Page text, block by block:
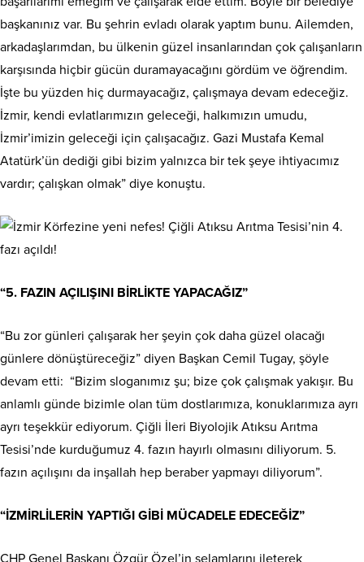
başkanınız var. Bu şehrin evladı olarak yaptım bunu. Ailemden,
arkadaşlarımdan, bu ülkenin güzel insanlarından çok çalışanların
karşısında hiçbir gücün duramayacağını gördüm ve öğrendim.
İşte bu yüzden hiç durmayacağız, çalışmaya devam edeceğiz.
İzmir, kendi evlatlarımızın geleceği, halkımızın umudu,
İzmir’imizin geleceği için çalışacağız. Gazi Mustafa Kemal
Atatürk’ün dediği gibi bizim yalnızca bir tek şeye ihtiyacımız
vardır; çalışkan olmak” diye konuştu.
“5. FAZIN AÇILIŞINI BİRLİKTE YAPACAĞIZ”
“Bu zor günleri çalışarak her şeyin çok daha güzel olacağı
günlere dönüştüreceğiz” diyen Başkan Cemil Tugay, şöyle
devam etti: “Bizim sloganımız şu; bize çok çalışmak yakışır. Bu
anlamlı günde bizimle olan tüm dostlarımıza, konuklarımıza ayrı
ayrı teşekkür ediyorum. Çiğli İleri Biyolojik Atıksu Arıtma
Tesisi’nde kurduğumuz 4. fazın hayırlı olmasını diliyorum. 5.
fazın açılışını da inşallah hep beraber yapmayı diliyorum”.
“İZMİRLİLERİN YAPTIĞI GİBİ MÜCADELE EDECEĞİZ”